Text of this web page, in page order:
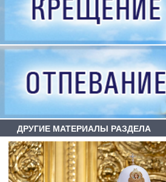
ДРУГИЕ МАТЕРИАЛЫ РАЗДЕЛА